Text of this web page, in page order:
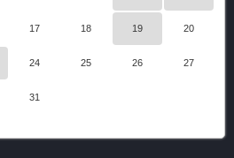
17 18 19 20
24 25 26 27
31